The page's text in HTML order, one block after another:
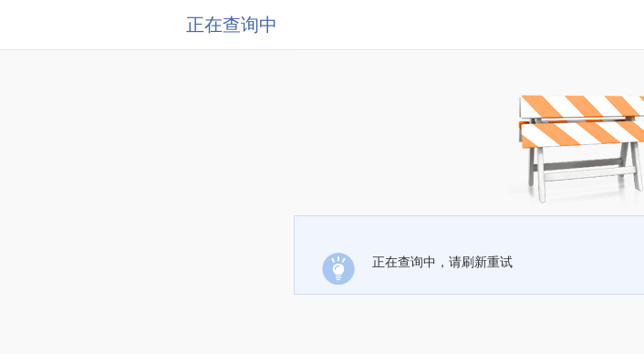
正在查询中
正在查询中，请刷新重试